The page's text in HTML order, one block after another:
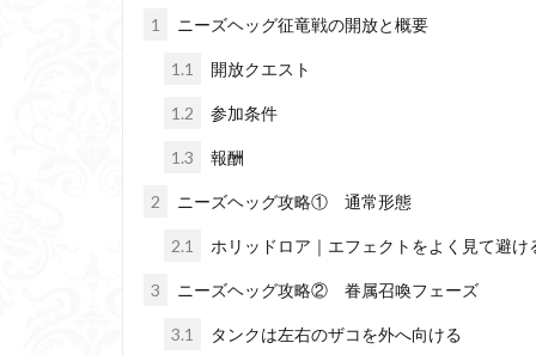
1 ニーズヘッグ征竜戦の開放と概要
1.1 開放クエスト
1.2 参加条件
1.3 報酬
2 ニーズヘッグ攻略① 通常形態
2.1 ホリッドロア｜エフェクトをよく見て避け
3 ニーズヘッグ攻略② 眷属召喚フェーズ
3.1 タンクは左右のザコを外へ向ける